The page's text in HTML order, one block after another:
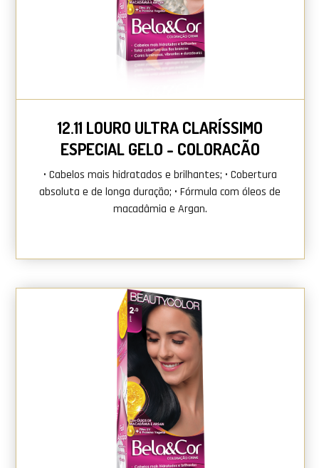
12.11 LOURO ULTRA CLARÍSSIMO
ESPECIAL GELO - COLORAÇÃO
BELA&COR
• Cabelos mais hidratados e brilhantes; • Cobertura
absoluta e de longa duração; • Fórmula com óleos de
macadâmia e Argan.